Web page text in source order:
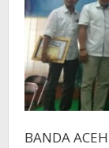
BANDA